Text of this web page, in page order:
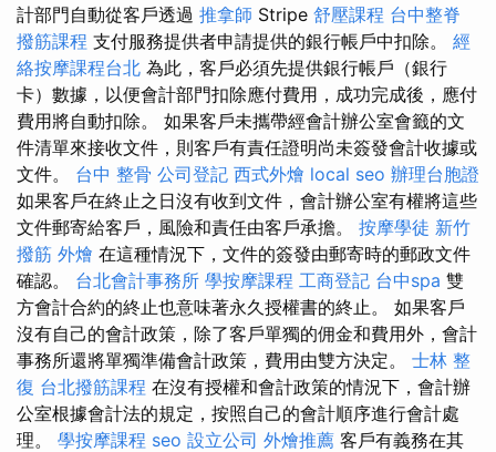
計部門自動從客戶透過 推拿師 Stripe 舒壓課程 台中整脊
撥筋課程 支付服務提供者申請提供的銀行帳戶中扣除。 經
絡按摩課程台北 為此，客戶必須先提供銀行帳戶（銀行
卡）數據，以便會計部門扣除應付費用，成功完成後，應付
費用將自動扣除。 如果客戶未攜帶經會計辦公室會籤的文
件清單來接收文件，則客戶有責任證明尚未簽發會計收據或
文件。 台中 整骨 公司登記 西式外燴 local seo 辦理台胞證
如果客戶在終止之日沒有收到文件，會計辦公室有權將這些
文件郵寄給客戶，風險和責任由客戶承擔。 按摩學徒 新竹
撥筋 外燴 在這種情況下，文件的簽發由郵寄時的郵政文件
確認。 台北會計事務所 學按摩課程 工商登記 台中spa 雙
方會計合約的終止也意味著永久授權書的終止。 如果客戶
沒有自己的會計政策，除了客戶單獨的佣金和費用外，會計
事務所還將單獨準備會計政策，費用由雙方決定。 士林 整
復 台北撥筋課程 在沒有授權和會計政策的情況下，會計辦
公室根據會計法的規定，按照自己的會計順序進行會計處
理。 學按摩課程 seo 設立公司 外燴推薦 客戶有義務在其